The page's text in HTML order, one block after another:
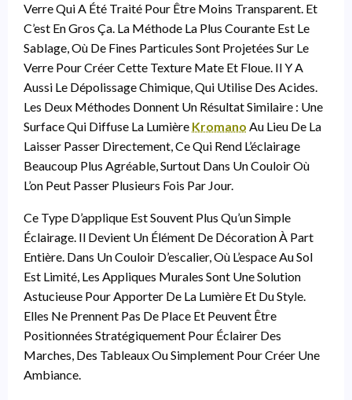
Verre Qui A Été Traité Pour Être Moins Transparent. Et
C’est En Gros Ça. La Méthode La Plus Courante Est Le
Sablage, Où De Fines Particules Sont Projetées Sur Le
Verre Pour Créer Cette Texture Mate Et Floue. Il Y A
Aussi Le Dépolissage Chimique, Qui Utilise Des Acides.
Les Deux Méthodes Donnent Un Résultat Similaire : Une
Surface Qui Diffuse La Lumière Kromano Au Lieu De La
Laisser Passer Directement, Ce Qui Rend L’éclairage
Beaucoup Plus Agréable, Surtout Dans Un Couloir Où
L’on Peut Passer Plusieurs Fois Par Jour.
Ce Type D’applique Est Souvent Plus Qu’un Simple
Éclairage. Il Devient Un Élément De Décoration À Part
Entière. Dans Un Couloir D’escalier, Où L’espace Au Sol
Est Limité, Les Appliques Murales Sont Une Solution
Astucieuse Pour Apporter De La Lumière Et Du Style.
Elles Ne Prennent Pas De Place Et Peuvent Être
Positionnées Stratégiquement Pour Éclairer Des
Marches, Des Tableaux Ou Simplement Pour Créer Une
Ambiance.